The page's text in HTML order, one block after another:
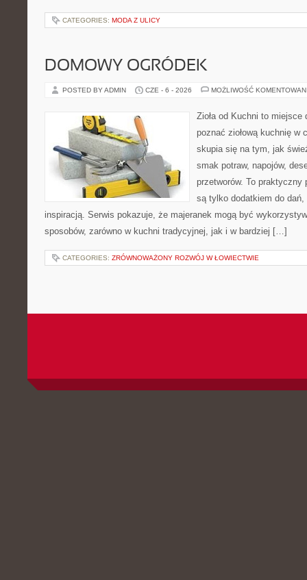
CATEGORIES: MODA Z ULICY
DOMOWY OGRÓDEK
POSTED BY ADMIN CZE - 6 - 2026 MOŻLIWOŚĆ
Zioła od Kuchni to
poznać ziołową kuchnię w
skupia się na tym, jak
smak potraw, napojów,
przetworów. To praktyczny
są tylko dodatkiem do dań,
inspiracją. Serwis pokazuje, że majeranek mogą być
sposobów, zarówno w kuchni tradycyjnej, jak i w bardziej […]
CATEGORIES: ZRÓWNOWAŻONY ROZWÓJ W ŁOWIECTWIE